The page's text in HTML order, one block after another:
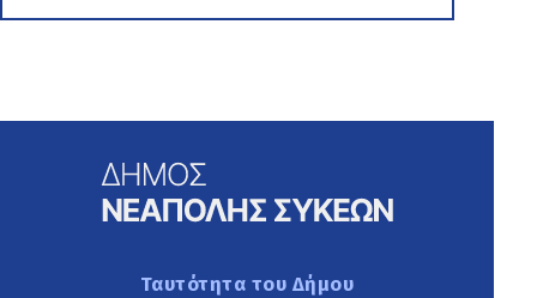
Ταυτότητα του Δήμου